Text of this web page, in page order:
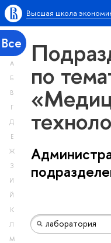
Высшая школа
Все
А
Б
В
Г
Д
Е
Ж
З
И
Й
К
Л
М
по